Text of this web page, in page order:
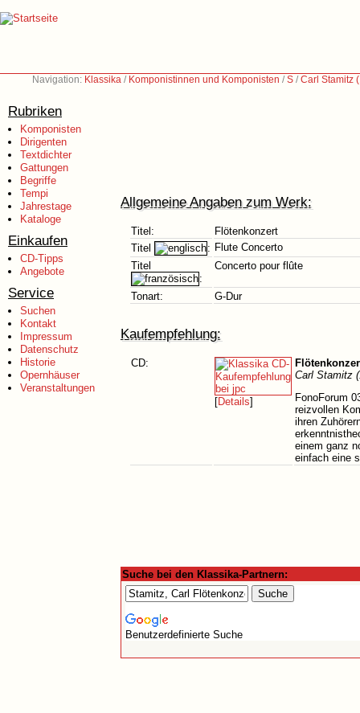
Navigation: Klassika / Komponistinnen und Komponisten /S /Carl Stamitz
Rubriken
Komponisten
Dirigenten
Textdichter
Gattungen
Begriffe
Tempi
Jahrestage
Kataloge
Einkaufen
CD-Tipps
Angebote
Service
Suchen
Kontakt
Impressum
Datenschutz
Historie
Opernhäuser
Veranstaltungen
Allgemeine Angaben zum Werk:
Titel:
Flötenkonzert
Titel
: Flute Concerto
Titel
:
Concerto pour flûte
Tonart: G-Dur
Kaufempfehlung:
CD:
[Details]
Carl Stamitz
FonoForum
reizvollen
ihren
einem ganz
einfach eine
Suche bei den Klassika-Partnern:
Benutzerdefinierte Suche